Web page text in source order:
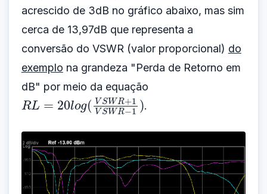
acrescido de 3dB no gráfico abaixo, mas sim
cerca de 13,97dB que representa a
conversão do VSWR (valor proporcional) do
exemplo na grandeza "Perda de Retorno em
dB" por meio da equação
RL= 20log V SWR+1 V
.